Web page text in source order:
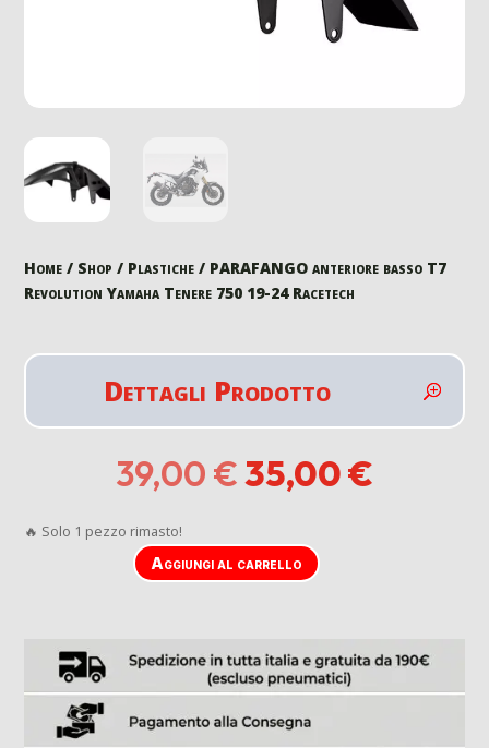
Home / Shop / Plastiche / PARAFANGO anteriore basso T7
Revolution Yamaha Tenere 750 19-24 Racetech
Dettagli Prodotto
39,00 €Il
prezzo
era:
39,00 €.
35,00€
🔥 Solo 1 pezzo rimasto!
Aggiungi al carrello